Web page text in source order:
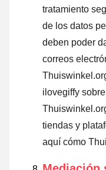
tratamiento
de los datos
deben poder
correos
ilovegiffy
tiendas y
aquí cómo